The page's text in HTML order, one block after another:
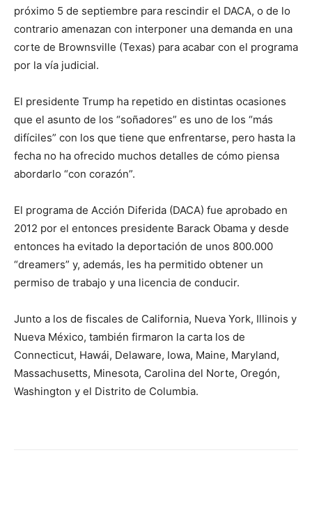
próximo 5 de septiembre para rescindir el DACA, o de lo
contrario amenazan con interponer una demanda en una
corte de Brownsville (Texas) para acabar con el programa
por la vía judicial.
El presidente Trump ha repetido en distintas ocasiones
que el asunto de los “soñadores” es uno de los “más
difíciles” con los que tiene que enfrentarse, pero hasta la
fecha no ha ofrecido muchos detalles de cómo piensa
abordarlo “con corazón”.
El programa de Acción Diferida (DACA) fue aprobado en
2012 por el entonces presidente Barack Obama y desde
entonces ha evitado la deportación de unos 800.000
“dreamers” y, además, les ha permitido obtener un
permiso de trabajo y una licencia de conducir.
Junto a los de fiscales de California, Nueva York, Illinois y
Nueva México, también firmaron la carta los de
Connecticut, Hawái, Delaware, Iowa, Maine, Maryland,
Massachusetts, Minesota, Carolina del Norte, Oregón,
Washington y el Distrito de Columbia.